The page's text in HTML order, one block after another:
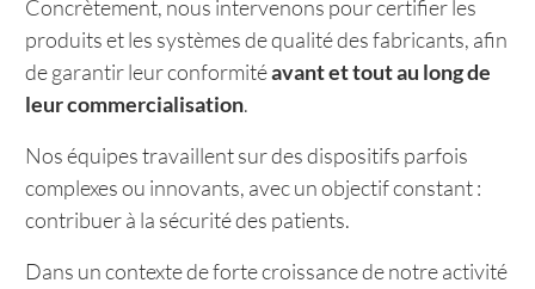
Concrètement, nous intervenons pour certifier les
produits et les systèmes de qualité des fabricants, afin
de garantir leur conformitéavant et tout au long de
leur commercialisation.
Nos équipes travaillent sur des dispositifs parfois
complexes ou innovants, avec un objectif constant :
contribuer à la sécurité des patients.
Dans un contexte de forte croissance de notre activité